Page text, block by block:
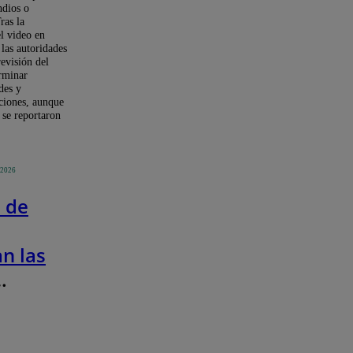
o
la
video en
autoridades
del
y
aunque
reportaron
de
las